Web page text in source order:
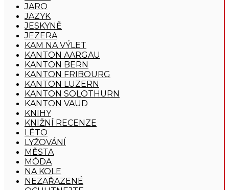
JARO
JAZYK
JESKYNĚ
JEZERA
KAM NA VÝLET
KANTON AARGAU
KANTON BERN
KANTON FRIBOURG
KANTON LUZERN
KANTON SOLOTHURN
KANTON VAUD
KNIHY
KNIŽNÍ RECENZE
LÉTO
LYŽOVÁNÍ
MĚSTA
MÓDA
NA KOLE
NEZAŘAZENÉ